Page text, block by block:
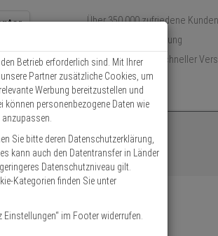
Über 350.000 zufriedene Kunden
Über 15 Jahre Erfahrung
Schneller
Betrieb erforderlich sind. Mit Ihrer
Partner zusätzliche Cookies, um
Werbung bereitzustellen und
können personenbezogene Daten wie
Sie bitte deren Datenschutzerklärung,
kann auch den Datentransfer in Länder
Datenschutzniveau gilt.
Kategorien finden Sie unter
Einstellungen“ im Footer widerrufen.